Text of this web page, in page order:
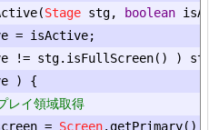
(Stage stg, boolean
= isActive;
!= stg. isFullScreen() )
)
{
レイ領域取得
= Screen.getPrimary();